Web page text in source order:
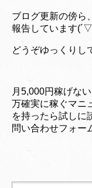
ブログ更新の傍ら
報告しています
どうぞゆっくりし
月5,000円稼げな
万確実に稼ぐマニ
を持ったら試し
問い合わせフォー